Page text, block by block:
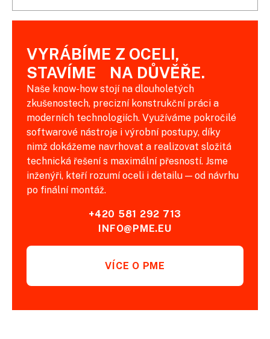
VYRÁBÍME Z OCELI,
STAVÍME NA DŮVĚŘE.
Naše know-how stojí na dlouholetých
zkušenostech, precizní konstrukční práci a
moderních technologiích. Využíváme pokročilé
softwarové nástroje i výrobní postupy, díky
nimž dokážeme navrhovat a realizovat složitá
technická řešení s maximální přesností. Jsme
inženýři, kteří rozumí oceli i detailu — od návrhu
po finální montáž.
+420 581 292 713
INFO@PME.EU
VÍCE O PME